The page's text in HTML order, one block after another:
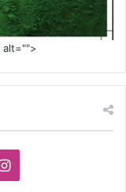
alt="">
Instagram